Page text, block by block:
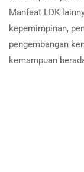
Manfaat LDK
kepemimpinan,
pengembangan
kemampuan